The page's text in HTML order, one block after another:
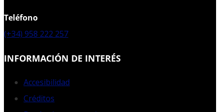
Teléfono
(+34) 958 222 257
INFORMACIÓN DE INTERÉS
Accesibilidad
Créditos